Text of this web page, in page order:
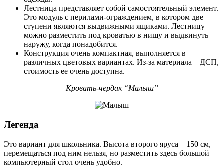
Лестница представляет собой самостоятельный элемент.
Это модуль с перилами-ограждением, в котором две
ступени являются выдвижными ящиками. Лестницу
можно разместить под кроватью в нишу и выдвинуть
наружу, когда понадобится.
Конструкция очень компактная, выполняется в
различных цветовых вариантах. Из-за материала – ДСП,
стоимость ее очень доступна.
Кровать-чердак “Малыш”
Легенда
Это вариант для школьника. Высота второго яруса – 150 см,
перемещаться под ним нельзя, но разместить здесь большой
компьютерный стол очень удобно.